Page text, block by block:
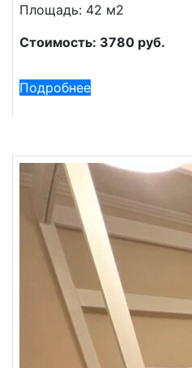
Площадь: 42 м2
Стоимость: 3780 руб.
Подробнее